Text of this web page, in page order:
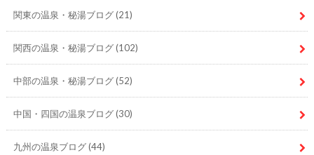
関東の温泉・秘湯ブログ(21)
関西の温泉・秘湯ブログ(102)
中部の温泉・秘湯ブログ(52)
中国・四国の温泉ブログ(30)
九州の温泉ブログ(44)